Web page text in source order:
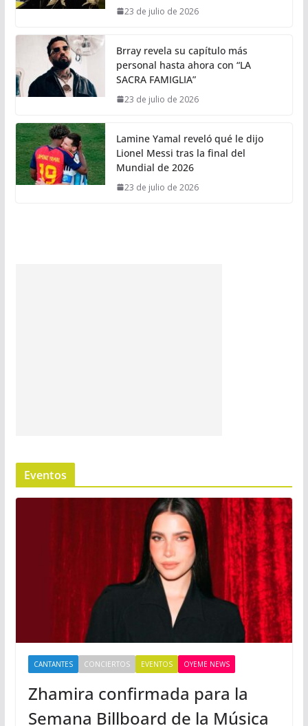
23 de julio de 2026
Brray revela su capítulo más
personal hasta ahora con “LA
SACRA FAMIGLIA”
23 de julio de 2026
Lamine Yamal reveló qué le dijo
Lionel Messi tras la final del
Mundial de 2026
23 de julio de 2026
Eventos
CANTANTES CONCIERTOS EVENTOS OYEME NEWS
Zhamira confirmada para la
Semana Billboard de la Música